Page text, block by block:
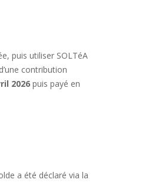
puis utiliser SOLTéA
contribution
2026 puis payé en
a été déclaré via la